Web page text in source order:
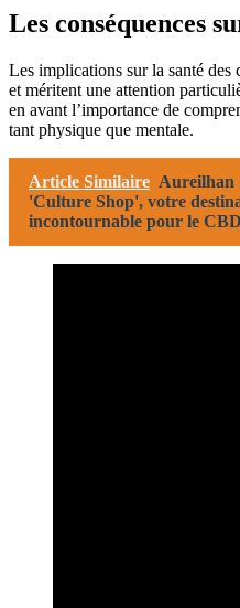
Les conséquences
Les implications sur la santé des
et méritent une attention
en avant l’importance de
tant physique que mentale.
Article Similaire Aureilhan
'Culture Shop', votre
incontournable pour le CBD